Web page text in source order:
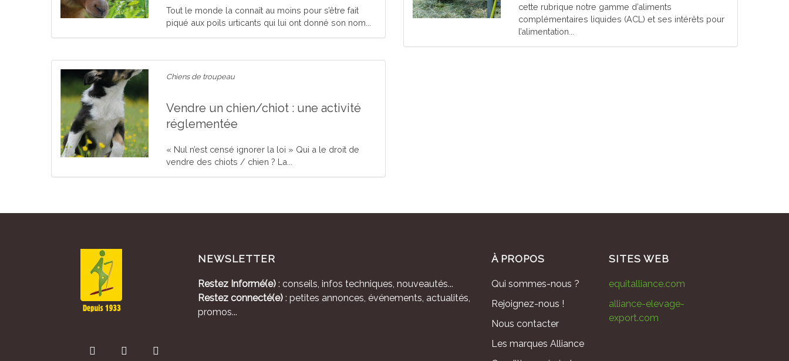
Tout le monde la connaît au moins pour s’être fait
piqué aux poils urticants qui lui ont donné son nom...
cette rubrique notre gamme d’aliments
complémentaires liquides (ACL) et ses intérêts pour
l’alimentation...
Chiens de troupeau
Vendre un chien/chiot : une activité
réglementée
« Nul n’est censé ignorer la loi » Qui a le droit de
vendre des chiots / chien ? La...
À PROPOS
Qui sommes-nous ?
Rejoignez-nous !
Nous contacter
Les marques Alliance
SITES WEB
equitalliance.com
alliance-elevage-
export.com
NEWSLETTER
Restez Informé(e) : conseils, infos techniques, nouveautés...
Restez connecté(e) : petites annonces, événements, actualités,
promos...